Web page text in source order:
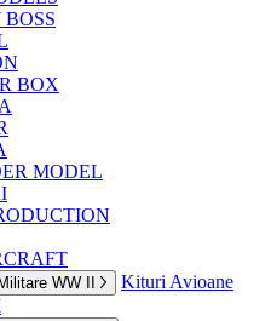
BOX
MODEL
WW II
Kituri Avioane